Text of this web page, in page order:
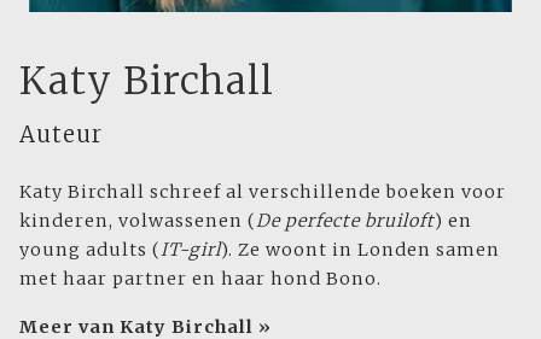
Katy Birchall
Auteur
Katy Birchall schreef al verschillende boeken voor
kinderen, volwassenen (De perfecte bruiloft) en
young adults (IT-girl). Ze woont in Londen samen
met haar partner en haar hond Bono.
Meer van Katy Birchall »